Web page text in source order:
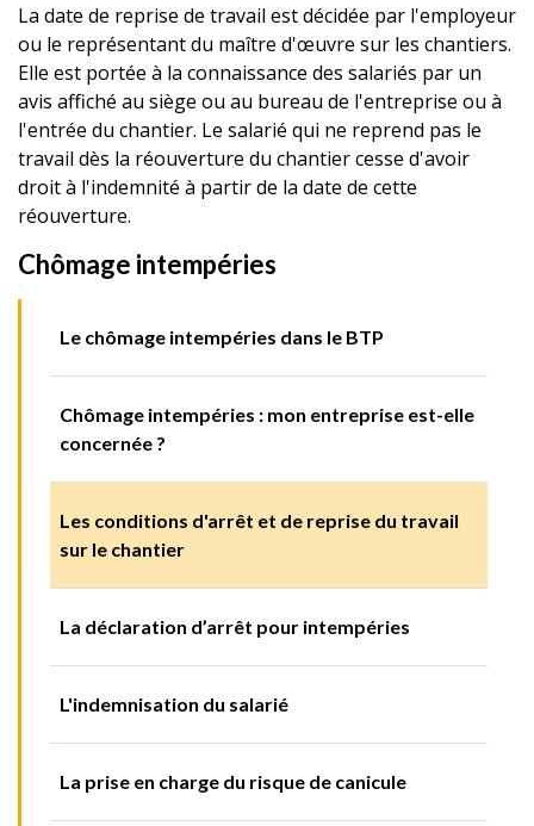
La date de reprise de travail est décidée par l'employeur
ou le représentant du maître d'œuvre sur les chantiers.
Elle est portée à la connaissance des salariés par un
avis affiché au siège ou au bureau de l'entreprise ou à
l'entrée du chantier. Le salarié qui ne reprend pas le
travail dès la réouverture du chantier cesse d'avoir
droit à l'indemnité à partir de la date de cette
réouverture.
Chômage intempéries
Le chômage intempéries dans le BTP
Chômage intempéries : mon entreprise est-elle
concernée ?
Les conditions d'arrêt et de reprise du travail
sur le chantier
La déclaration d’arrêt pour intempéries
L'indemnisation du salarié
La prise en charge du risque de canicule